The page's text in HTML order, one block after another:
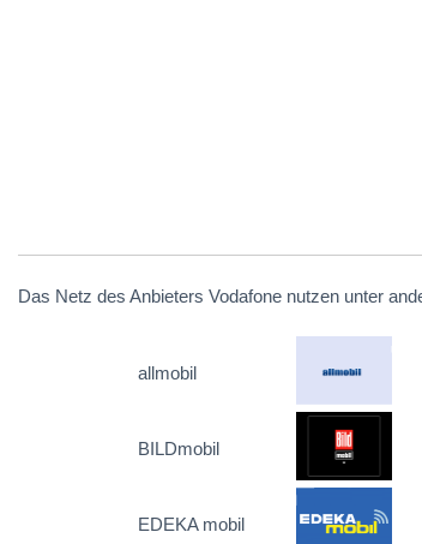
Das Netz des Anbieters Vodafone nutzen unter
allmobil
BILDmobil
EDEKA mobil